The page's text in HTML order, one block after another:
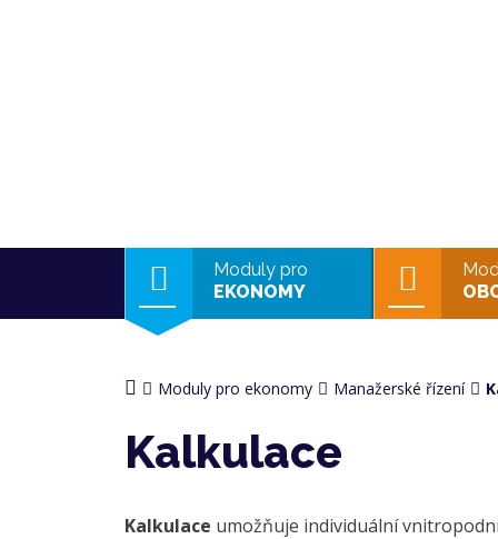
Moduly pro
EKONOMY
Moduly pro ekonomy Manažerské řízení
Kalkulace
Kalkulace umožňuje individuální